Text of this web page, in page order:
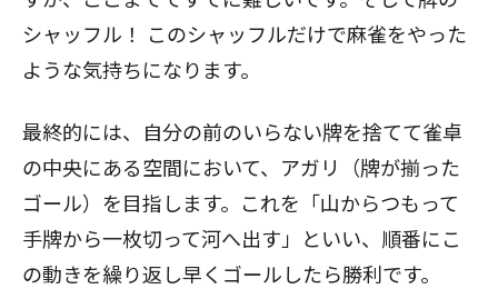
シャッフル！ このシャッフルだけで麻雀をやった
ような気持ちになります。
最終的には、自分の前のいらない牌を捨てて雀卓
の中央にある空間において、アガリ（牌が揃った
ゴール）を目指します。これを「山からつもって
手牌から一枚切って河へ出す」といい、順番にこ
の動きを繰り返し早くゴールしたら勝利です。